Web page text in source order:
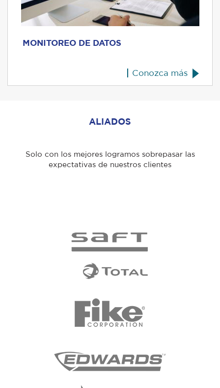
MONITOREO DE DATOS
Conozca más
ALIADOS
Solo con los mejores logramos sobrepasar las
expectativas de nuestros clientes